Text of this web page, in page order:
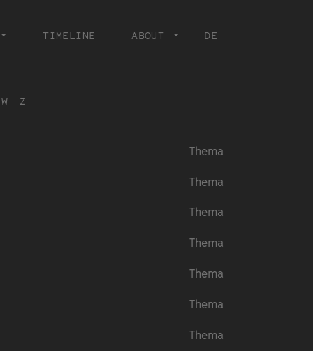
TIMELINE ABOUT DE
W Z
Thema
Thema
Thema
Thema
Thema
Thema
Thema